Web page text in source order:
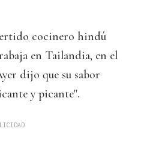
cocinero hindú
en Tailandia, en el
dijo que su sabor
y picante".